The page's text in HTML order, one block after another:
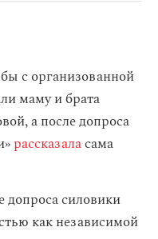
с организованной
маму и брата
а после допроса
рассказаласама
допроса силовики
как независимой